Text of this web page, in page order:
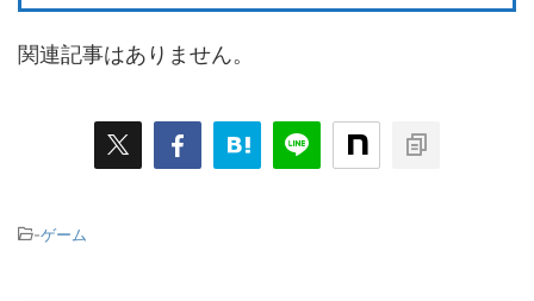
関連記事はありません。
-ゲーム